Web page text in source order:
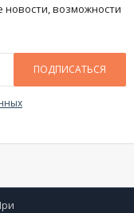
возможности
ПОДПИСАТЬСЯ